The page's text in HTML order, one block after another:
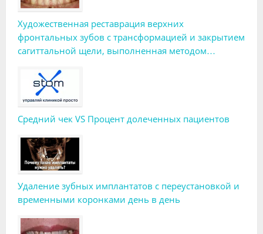
Художественная реставрация верхних
фронтальных зубов с трансформацией и закрытием
сагиттальной щели, выполненная методом
Средний чек VS Процент долеченных пациентов
Удаление зубных имплантатов с переустановкой и
временными коронками день в день